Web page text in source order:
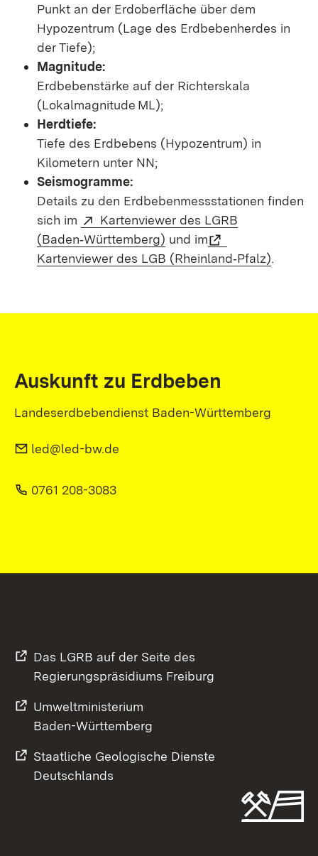
Punkt an der Erdoberfläche über dem
Hypozentrum (Lage des Erdbebenherdes in
der Tiefe);
Magnitude:
Erdbebenstärke auf der Richterskala
(Lokalmagnitude ML);
Herdtiefe:
Tiefe des Erdbebens (Hypozentrum) in
Kilometern unter NN;
Seismogramme:
Details zu den Erdbebenmessstationen finden
sich im
Kartenviewer des LGRB
(Baden‑Württemberg) und im
Kartenviewer des LGB (Rheinland‑Pfalz).
Auskunft zu Erdbeben
Landeserdbebendienst Baden-Württemberg
led@led-bw.de
0761 208-3083
Das LGRB auf der Seite des
Regierungspräsidiums Freiburg
Umweltministerium
Baden-Württemberg
Staatliche Geologische Dienste
Deutschlands